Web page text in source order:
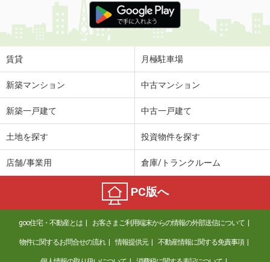
賃貸 月極駐車場
新築マンション 中古マンション
新築一戸建て 中古一戸建て
土地を探す 投資物件を探す
店舗/事業用 倉庫/トランクルーム
PC版へ
goo住宅・不動産とは お客さまご利用端末からの情報の外部送信について
物件に関するお問合せの流れ 情報提供元 不動産情報に関する免責事項